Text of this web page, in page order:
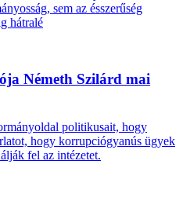
sem az ésszerűség
hátralé
Németh Szilárd mai
politikusait, hogy
hogy korrupciógyanús ügyek
fel az intézetet.